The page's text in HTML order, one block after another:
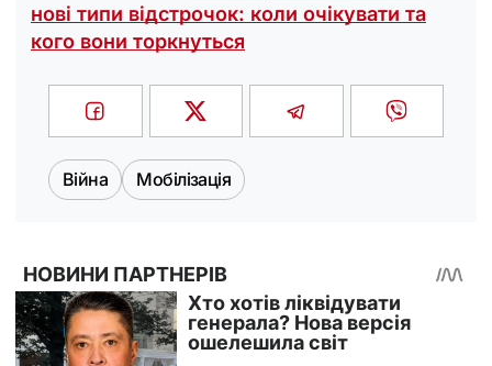
нові типи відстрочок: коли очікувати та
кого вони торкнуться
Війна Мобілізація